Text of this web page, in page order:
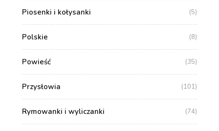
Piosenki i kołysanki (5)
Polskie (8)
Powieść (35)
Przysłowia (101)
Rymowanki i wyliczanki (74)